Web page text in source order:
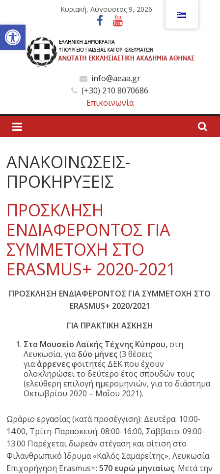
Ανοίξτε τη γραμμή εργαλείων
περιεχόμενο
Κυριακή, Αύγουστος 9, 2026
Ανώτατη
Εκκλησιαστική
Ακαδημία
Αθηνών
Ανώτατη
Ακαδημία
Αθηνών
info@aeaa.gr
(+30) 210 8070686
Επικοινωνία
ΑΝΑΚΟΙΝΩΣΕΙΣ-
ΠΡΟΚΗΡΥΞΕΙΣ
ΠΡΟΣΚΛΗΣΗ
ΕΝΔΙΑΦΕΡΟΝΤΟΣ ΓΙΑ
ΣΥΜΜΕΤΟΧΗ ΣΤΟ
ERASMUS+ 2020-2021
ΠΡΟΣΚΛΗΣΗ ΕΝΔΙΑΦΕΡΟΝΤΟΣ ΓΙΑ ΣΥΜΜΕΤΟΧΗ ΣΤΟ
ERASMUS+ 2020/2021
ΓΙΑ ΠΡΑΚΤΙΚΗ ΑΣΚΗΣΗ
Στο Μουσείο Λαϊκής Τέχνης Κύπρου,στη
Λευκωσία, γιαδύο μήνες(3 θέσεις
γιαάρρενεςφοιτητές ΔΕΚ που έχουν
ολοκληρώσει το δεύτερο έτος σπουδών τους
(ελεύθερη επιλογή ημερομηνιών, για το διάστημα
Οκτωβρίου 2020 – Μαΐου 2021).
Ωράριο εργασίας (κατά προσέγγιση): Δευτέρα: 10:00-
14:00, Τρίτη-Παρασκευή: 08:00-16:00, Σάββατο: 09:00-
13:00 Παρέχεται δωρεάν στέγαση και σίτιση στο
Φιλανθρωπικό Ίδρυμα «Καλός Σαμαρείτης», Λευκωσία.
Επιχορήγηση Erasmus+:570 ευρώ μηνιαίως. Μετά την